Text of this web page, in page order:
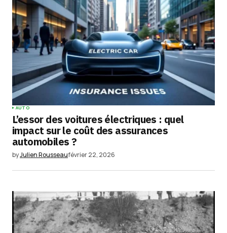
AUTO
L’essor des voitures électriques : quel
impact sur le coût des assurances
automobiles ?
byJulien Rousseaufévrier 22, 2026